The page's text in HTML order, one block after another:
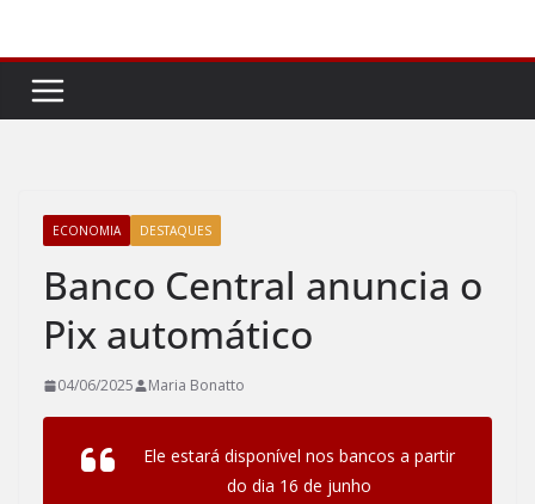
conteúdo
ECONOMIA DESTAQUES
Banco Central anuncia o
Pix automático
04/06/2025 Maria Bonatto
Ele estará disponível nos bancos a partir
do dia 16 de junho